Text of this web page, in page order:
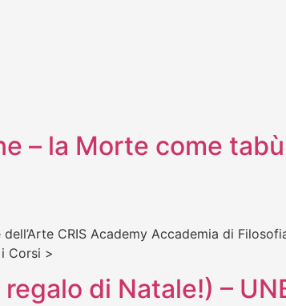
– la Morte come
CRIS Academy Accademia di
i Corsi >
di Natale!) –